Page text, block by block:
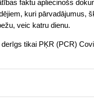
faktu apliecinošs
kuri pārvadājumus,
veic katru dienu.
tikai PĶR (PCR)